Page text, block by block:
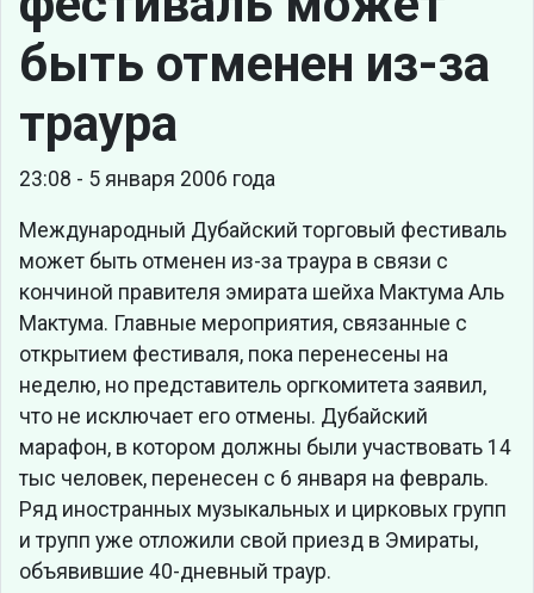
быть отменен из-за
траура
23:08 - 5 января 2006 года
Международный Дубайский торговый фестиваль
может быть отменен из-за траура в связи с
кончиной правителя эмирата шейха Мактума Аль
Мактума. Главные мероприятия, связанные с
открытием фестиваля, пока перенесены на
неделю, но представитель оргкомитета заявил,
что не исключает его отмены. Дубайский
марафон, в котором должны были участвовать 14
тыс человек, перенесен с 6 января на февраль.
Ряд иностранных музыкальных и цирковых групп
и трупп уже отложили свой приезд в Эмираты,
объявившие 40-дневный траур.